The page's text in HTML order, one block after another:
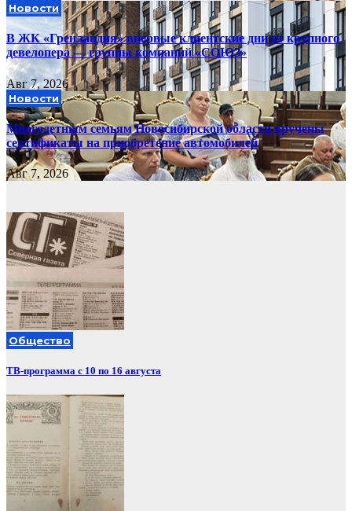
Новости
В ЖК «Гренландия» впервые клиентские дни от крупного
девелопера — группы компаний «СОЮЗ»
Авг 7, 2026
Новости
Многодетным семьям Новосибирской области вручены
сертификаты на приобретение автомобилей
Авг 7, 2026
Общество
ТВ-программа с 10 по 16 августа